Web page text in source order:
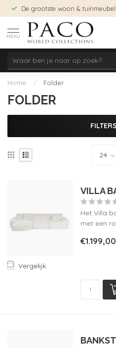
De grootste woon &
MENU
Home / Folder
FOLDER
FILTERS
Vergelijk
VILLA
Het Villa
met een
€1.199,00